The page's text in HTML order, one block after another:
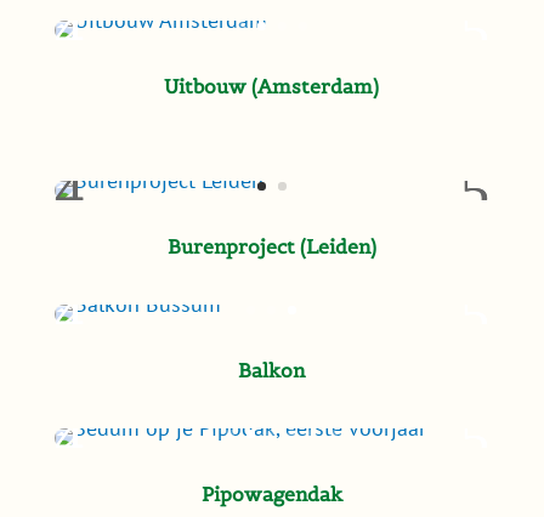
Uitbouw (Amsterdam)
Burenproject (Leiden)
Balkon
Pipowagendak